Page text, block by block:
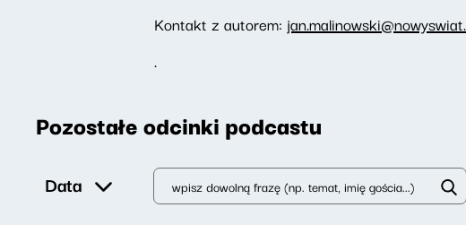
Kontakt z autorem:
.
Pozostałe odcinki podcastu
Data